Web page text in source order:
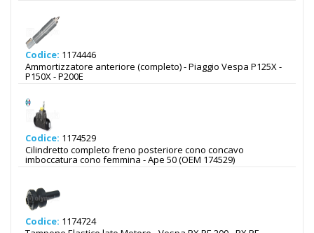
Codice: 1174446
Ammortizzatore anteriore (completo) - Piaggio Vespa P125X -
P150X - P200E
Codice: 1174529
Cilindretto completo freno posteriore cono concavo
imboccatura cono femmina - Ape 50 (OEM 174529)
Codice: 1174724